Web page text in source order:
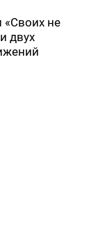
«Своих не
двух